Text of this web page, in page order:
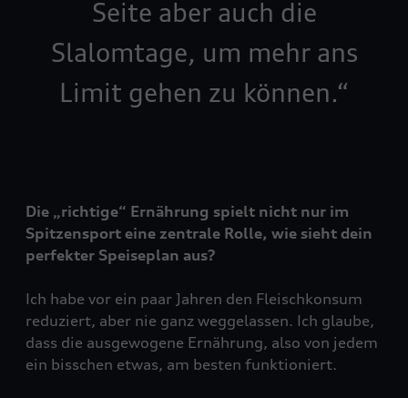
Seite aber auch die
Slalomtage, um mehr ans
Limit gehen zu können.
Die „richtige“ Ernährung spielt nicht nur im
Spitzensport eine zentrale Rolle, wie sieht dein
perfekter Speiseplan aus?
Ich habe vor ein paar Jahren den Fleischkonsum
reduziert, aber nie ganz weggelassen. Ich glaube,
dass die ausgewogene Ernährung, also von jedem
ein bisschen etwas, am besten funktioniert.